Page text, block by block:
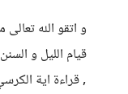
و اتقو الله
قيام الليل و
, قراءة اية